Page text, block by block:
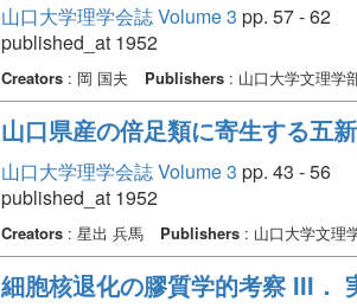
山口大学理学会誌 Volume 3 pp. 57 - 62
published_at 1952
Creators: 岡 国夫 Publishers: 山口大学文理学
山口県産の倍足類に寄生する五
山口大学理学会誌 Volume 3 pp. 43 - 56
published_at 1952
Creators: 星出 兵馬 Publishers: 山口大学文理
細胞核退化の膠質学的考察 III．